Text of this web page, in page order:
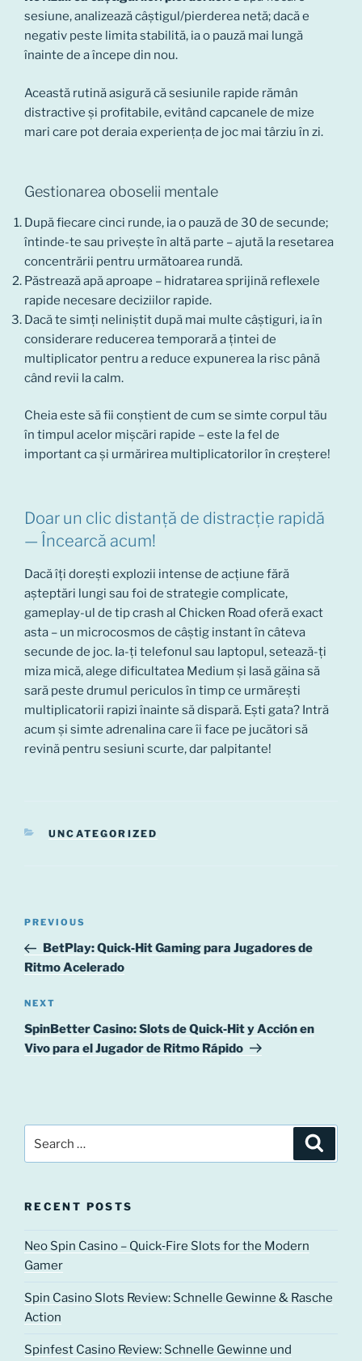
sesiune, analizează câștigul/pierderea netă; dacă e
negativ peste limita stabilită, ia o pauză mai lungă
înainte de a începe din nou.
Această rutină asigură că sesiunile rapide rămân
distractive și profitabile, evitând capcanele de mize
mari care pot deraia experiența de joc mai târziu în zi.
Gestionarea oboselii mentale
După fiecare cinci runde, ia o pauză de 30 de secunde;
întinde-te sau privește în altă parte – ajută la resetarea
concentrării pentru următoarea rundă.
Păstrează apă aproape – hidratarea sprijină reflexele
rapide necesare deciziilor rapide.
Dacă te simți neliniștit după mai multe câștiguri, ia în
considerare reducerea temporară a țintei de
multiplicator pentru a reduce expunerea la risc până
când revii la calm.
Cheia este să fii conștient de cum se simte corpul tău
în timpul acelor mișcări rapide – este la fel de
important ca și urmărirea multiplicatorilor în creștere!
Doar un clic distanță de distracție rapidă
— Încearcă acum!
Dacă îți dorești explozii intense de acțiune fără
așteptări lungi sau foi de strategie complicate,
gameplay-ul de tip crash al Chicken Road oferă exact
asta – un microcosmos de câștig instant în câteva
secunde de joc. Ia-ți telefonul sau laptopul, setează-ți
miza mică, alege dificultatea Medium și lasă găina să
sară peste drumul periculos în timp ce urmărești
multiplicatorii rapizi înainte să dispară. Ești gata? Intră
acum și simte adrenalina care îi face pe jucători să
revină pentru sesiuni scurte, dar palpitante!
CATEGORIES
UNCATEGORIZED
Post
Previous
Post
PREVIOUS
BetPlay: Quick‑Hit Gaming para Jugadores de
Ritmo Acelerado
Next
Post
NEXT
SpinBetter Casino: Slots de Quick‑Hit y Acción en
Vivo para el Jugador de Ritmo Rápido
RECENT POSTS
Neo Spin Casino – Quick‑Fire Slots for the Modern
Gamer
Spin Casino Slots Review: Schnelle Gewinne & Rasche
Action
Spinfest Casino Review: Schnelle Gewinne und